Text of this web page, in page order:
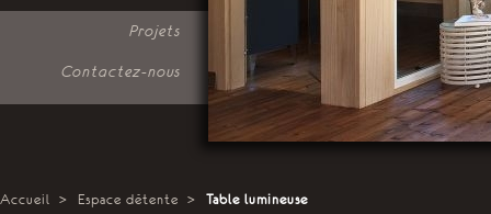
Projets
Contactez-nous
Accueil > Espace détente > Table lumineuse